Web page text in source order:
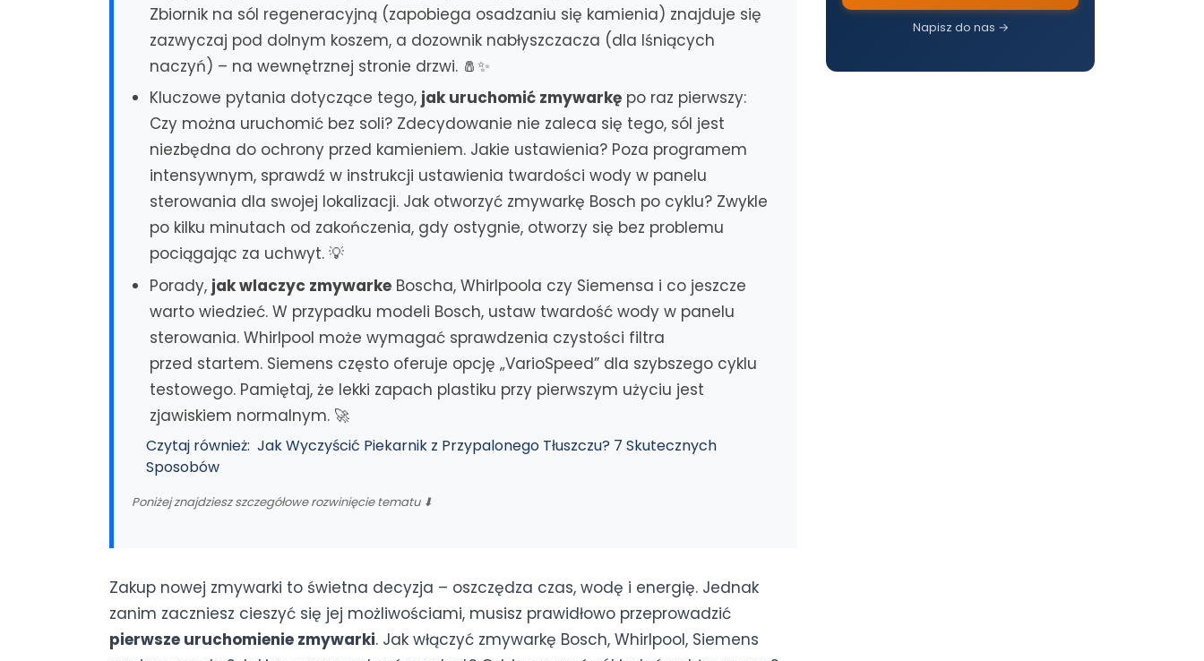
Zbiornik na sól regeneracyjną (zapobiega osadzaniu się kamienia) znajduje się
zazwyczaj pod dolnym koszem, a dozownik nabłyszczacza (dla lśniących
naczyń) – na wewnętrznej stronie drzwi. 🧂✨
Kluczowe pytania dotyczące tego, jak uruchomić zmywarkę po raz pierwszy:
Czy można uruchomić bez soli? Zdecydowanie nie zaleca się tego, sól jest
niezbędna do ochrony przed kamieniem. Jakie ustawienia? Poza programem
intensywnym, sprawdź w instrukcji ustawienia twardości wody w panelu
sterowania dla swojej lokalizacji. Jak otworzyć zmywarkę Bosch po cyklu? Zwykle
po kilku minutach od zakończenia, gdy ostygnie, otworzy się bez problemu
pociągając za uchwyt. 💡
Porady, jak wlaczyc zmywarke Boscha, Whirlpoola czy Siemensa i co jeszcze
warto wiedzieć. W przypadku modeli Bosch, ustaw twardość wody w panelu
sterowania. Whirlpool może wymagać sprawdzenia czystości filtra
przed startem. Siemens często oferuje opcję „VarioSpeed” dla szybszego cyklu
testowego. Pamiętaj, że lekki zapach plastiku przy pierwszym użyciu jest
zjawiskiem normalnym. 🚀
Czytaj również: Jak Wyczyścić Piekarnik z Przypalonego Tłuszczu? 7 Skutecznych
Sposobów
Poniżej znajdziesz szczegółowe rozwinięcie tematu ⬇
Zakup nowej zmywarki to świetna decyzja – oszczędza czas, wodę i energię. Jednak
zanim zaczniesz cieszyć się jej możliwościami, musisz prawidłowo przeprowadzić
pierwsze uruchomienie zmywarki. Jak włączyć zmywarkę Bosch, Whirlpool, Siemens
Napisz do nas →